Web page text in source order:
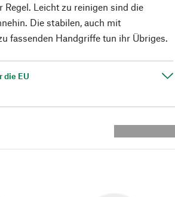
Leicht zu reinigen sind die
Die stabilen, auch mit
fassenden Handgriffe tun ihr Übriges.
die EU